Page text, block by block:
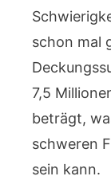
schon mal
7,5
beträgt,
schweren
sein kann.